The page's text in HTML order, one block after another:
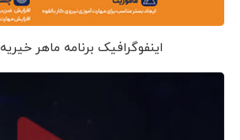
اینفوگرافیک برنامه ماهر